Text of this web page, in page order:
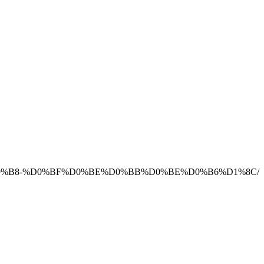
%D0%BF%D0%BE%D0%BB%D0%BE%D0%B6%D1%8C/